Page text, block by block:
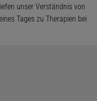
unser Verständnis von
Tages zu Therapien bei